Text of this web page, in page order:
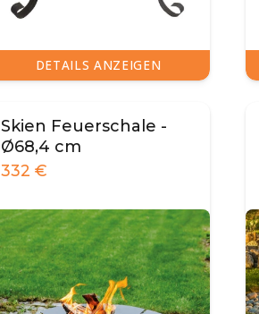
DETAILS ANZEIGEN
Skien Feuerschale -
Ø68,4 cm
332 €